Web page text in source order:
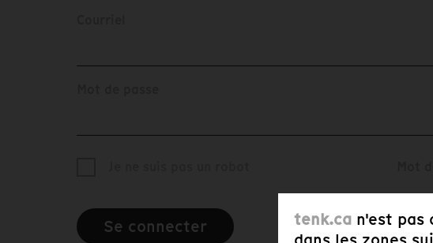
tenk.ca n'est pas
Se connecter